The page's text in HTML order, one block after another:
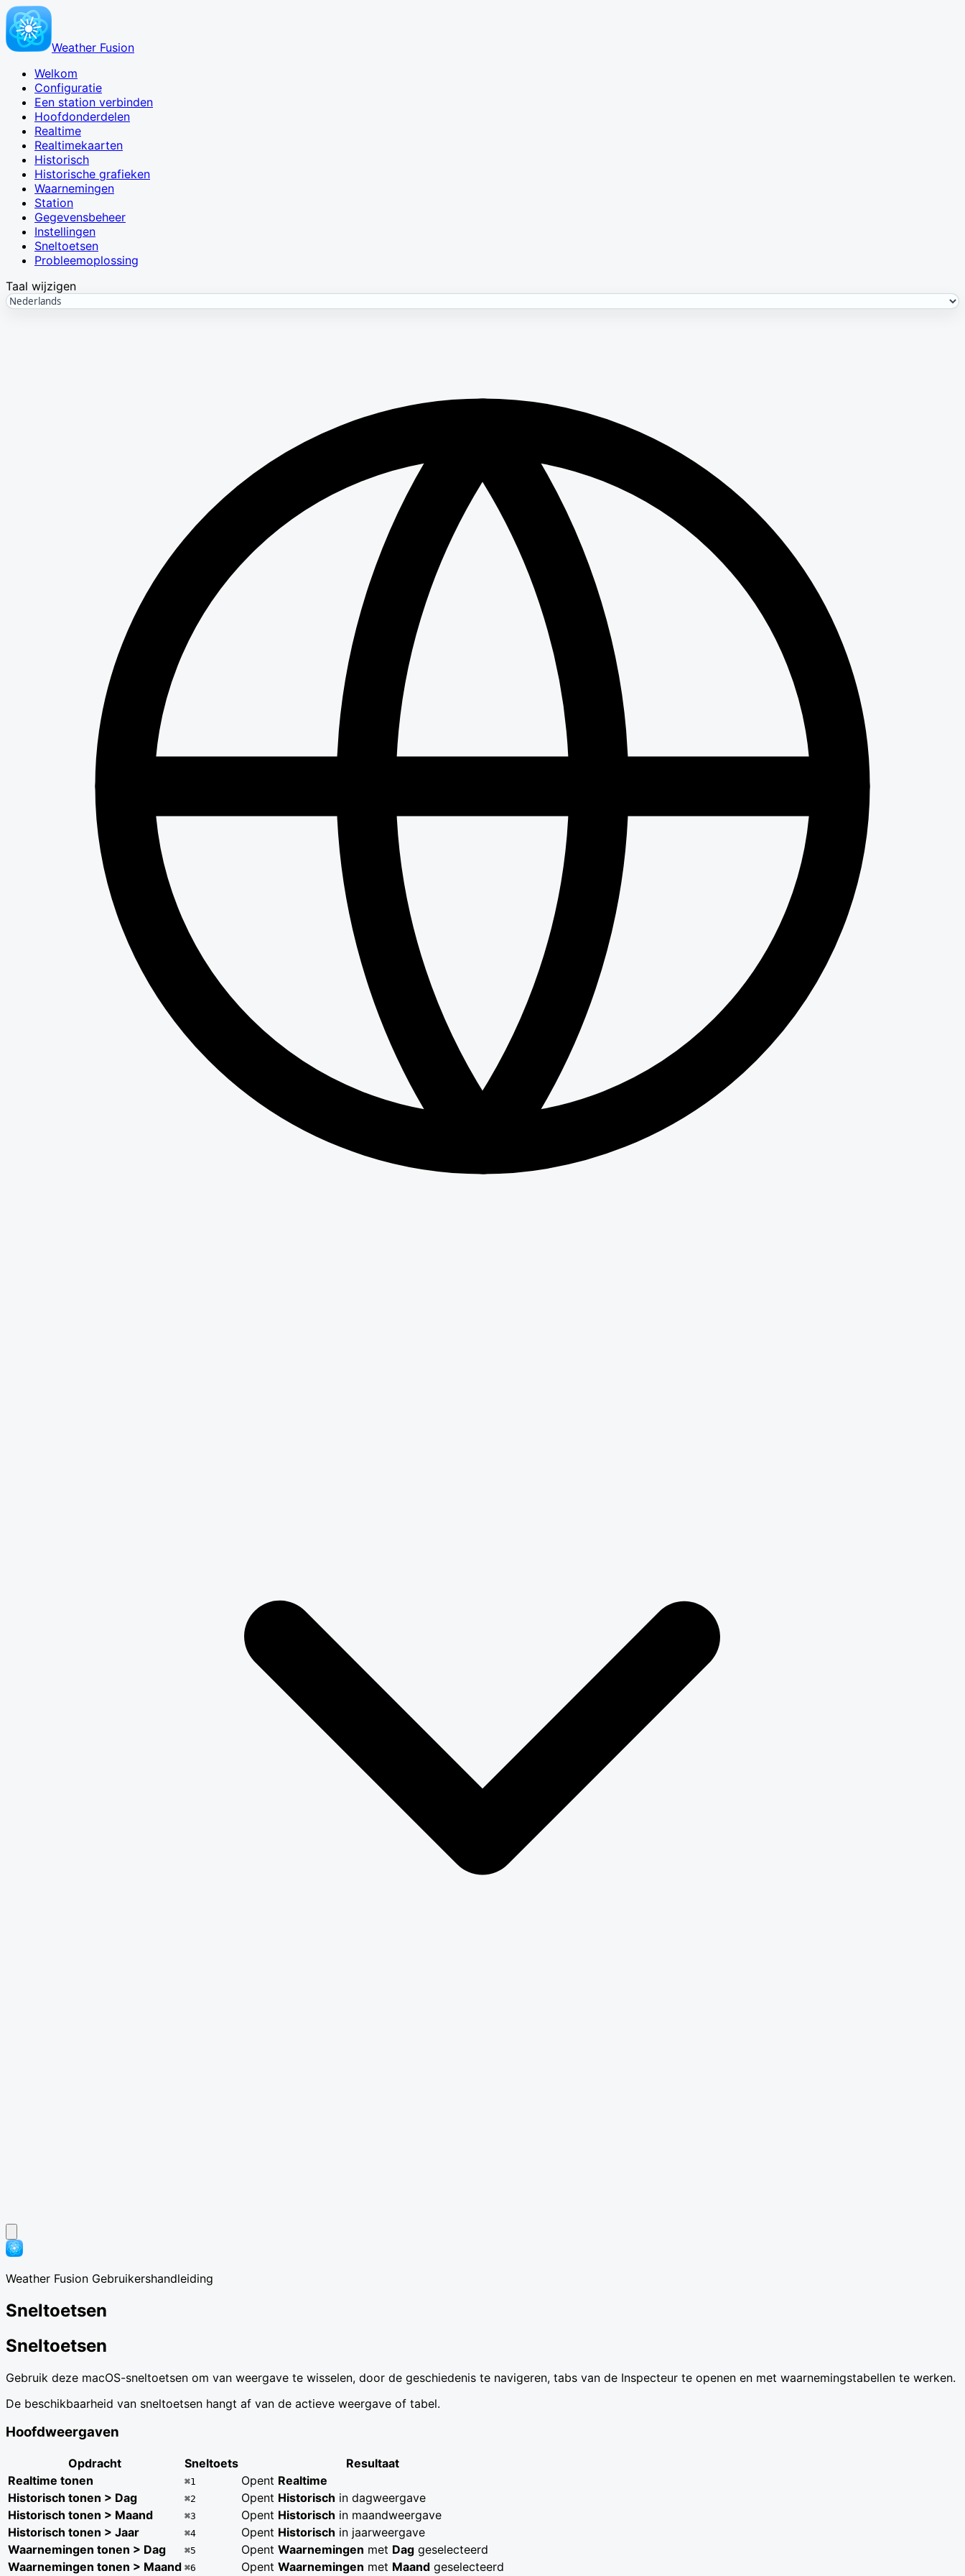
Weather Fusion
Welkom
Configuratie
Een station verbinden
Hoofdonderdelen
Realtime
Realtimekaarten
Historisch
Historische grafieken
Waarnemingen
Station
Gegevensbeheer
Instellingen
Sneltoetsen
Probleemoplossing
Taal wijzigen
Weather Fusion Gebruikershandleiding
Sneltoetsen
Sneltoetsen
Gebruik deze macOS-sneltoetsen om van weergave te wisselen, door de geschiedenis te navigeren, tabs van de Inspecteur te openen en met waarnemingstabellen te werken.
De beschikbaarheid van sneltoetsen hangt af van de actieve weergave of tabel.
Hoofdweergaven
Opdracht Sneltoets
Resultaat
Realtime tonen
⌘1 Opent Realtime
Historisch tonen > Dag
⌘2 Opent Historisch in dagweergave
Historisch tonen > Maand
⌘3 Opent Historisch in maandweergave
Historisch tonen > Jaar
⌘4 Opent Historisch in jaarweergave
Waarnemingen tonen > Dag
⌘5 Opent Waarnemingen met Dag geselecteerd
Waarnemingen tonen > Maand ⌘6 Opent Waarnemingen met Maand geselecteerd